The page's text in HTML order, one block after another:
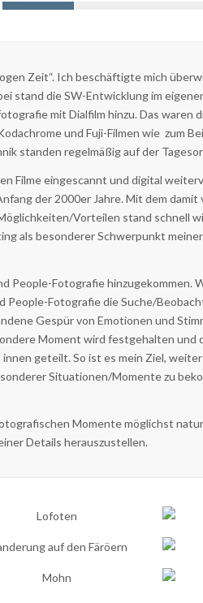
Zeit“. Ich beschäftigte mich
stand die SW-Entwicklung im
mit Dialfilm hinzu. Das waren
und Fuji-Filmen wie zum
standen regelmäßig auf der
Filme eingescannt und digital
der 2000er Jahre. Mit dem
Vorteilen stand schnell
als besonderer Schwerpunkt
People-Fotografie hinzugekommen.
Fotografie die Suche/
Gespür von Emotionen und
Moment wird festgehalten und
geteilt. So ist es mein Ziel,
Situationen/Momente zu
Momente möglichst
Details herauszustellen.